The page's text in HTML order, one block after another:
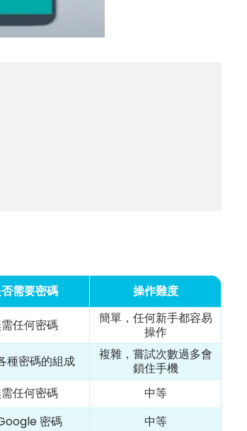
需要密碼 操作難度
任何密碼
簡單，任何新手都容易
操作
種密碼的組成
複雜，嘗試次數過多會
鎖住手機
任何密碼
中等
密碼
中等